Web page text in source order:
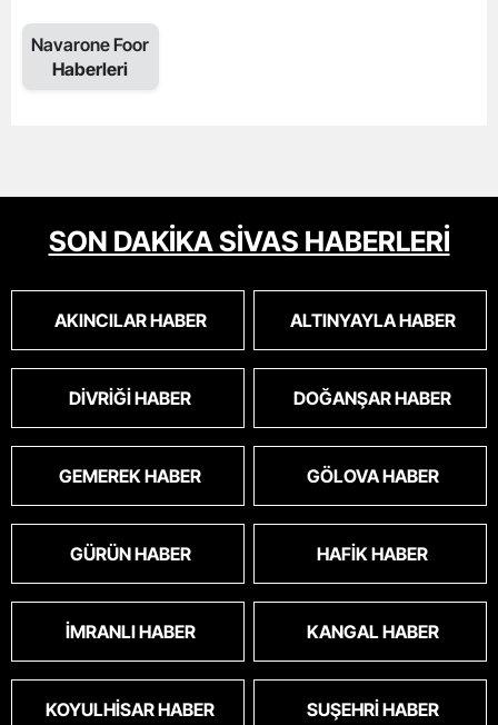
Navarone Foor
Haberleri
SON DAKİKA SİVAS HABERLERİ
AKINCILAR HABER ALTINYAYLA HABER
DIVRIĞI HABER DOĞANŞAR HABER
GEMEREK HABER GÖLOVA HABER
GÜRÜN HABER HAFIK HABER
İMRANLI HABER KANGAL HABER
KOYULHISAR HABER SUŞEHRI HABER